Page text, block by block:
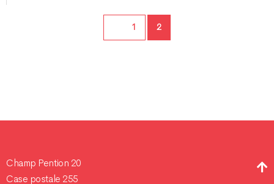
Page1 Page
2
Champ Pention 20
Case postale 255